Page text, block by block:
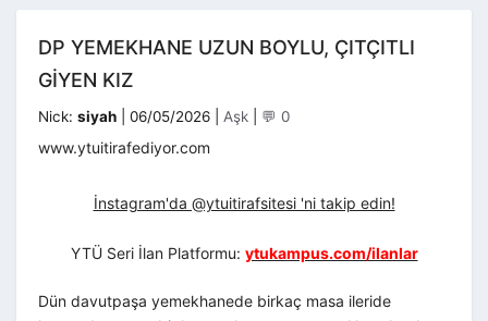
DP YEMEKHANE UZUN BOYLU, ÇITÇITLI
GIYEN KIZ
Nick: siyah 06/05/2026 Kategoriler
Aşk 💬 0
www.ytuitirafediyor.com
İnstagram'da @ytuitirafsitesi 'ni takip edin!
YTÜ Seri İlan Platformu: ytukampus.com/ilanlar
Dün davutpaşa yemekhanede birkaç masa ileride